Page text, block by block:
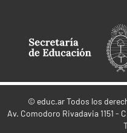
© educ.arTodos los
Av. Comodoro Rivadavia 1151 -